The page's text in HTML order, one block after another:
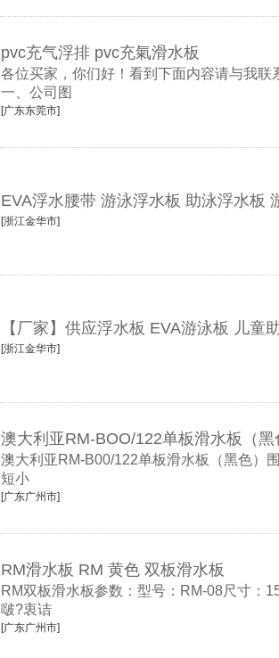
pvc充气浮排 pvc充氣滑水板
各位买家，你们好！看到下面内容请与我
一、公司图
[广东东莞市]
EVA浮水腰带 游泳浮水板 助泳浮水板
[浙江金华市]
【厂家】供应浮水板 EVA游泳板 儿童
[浙江金华市]
澳大利亚RM-BOO/122单板滑水板（黑
澳大利亚RM-B00/122单板滑水板（黑色）
短小
[广东广州市]
RM滑水板 RM 黄色 双板滑水板
RM双板滑水板参数：型号：RM-08尺寸
啵?衷诘
[广东广州市]